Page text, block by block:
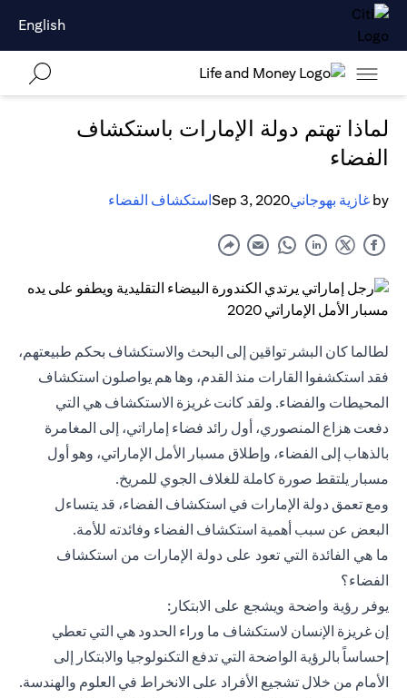
English
لماذا تهتم دولة الإمارات باستكشاف
الفضاء
by غازية بهوجانيSep 3, 2020استكشاف الفضاء
لطالما كان البشر تواقين إلى البحث والاستكشاف بحكم طبيعتهم،
فقد استكشفوا القارات منذ القدم، وها هم يواصلون استكشاف
المحيطات والفضاء. ولقد كانت غريزة الاستكشاف هي التي
دفعت هزاع المنصوري، أول رائد فضاء إماراتي، إلى المغامرة
بالذهاب إلى الفضاء، وإطلاق مسبار الأمل الإماراتي، وهو أول
مسبار يلتقط صورة كاملة للغلاف الجوي للمريخ.
ومع تعمق دولة الإمارات في استكشاف الفضاء، قد يتساءل
البعض عن سبب أهمية استكشاف الفضاء وفائدته للأمة.
ما هي الفائدة التي تعود على دولة الإمارات من استكشاف
الفضاء؟
يوفر رؤية واضحة ويشجع على الابتكار:
إن غريزة الإنسان لاستكشاف ما وراء الحدود هي التي تعطي
إحساساً بالرؤية الواضحة التي تدفع التكنولوجيا والابتكار إلى
الأمام من خلال تشجيع الأفراد على الانخراط في العلوم والهندسة.